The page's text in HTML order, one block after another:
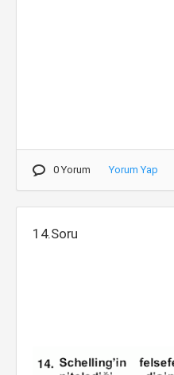
0 Yorum Yorum Yap
14.Soru